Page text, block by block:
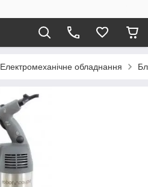
Електромеханічне обладнання